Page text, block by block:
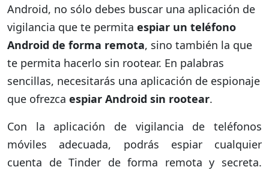
Android, no sólo debes buscar una aplicación de
vigilancia que te permita espiar un teléfono
Android de forma remota, sino también la que
te permita hacerlo sin rootear. En palabras
sencillas, necesitarás una aplicación de espionaje
que ofrezca espiar Android sin rootear.
Con la aplicación de vigilancia de teléfonos
móviles adecuada, podrás espiar cualquier
cuenta de Tinder de forma remota y secreta.